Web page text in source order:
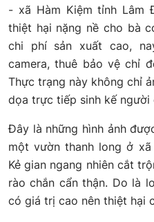
- xã Hàm Kiệm tỉnh
thiệt hại nặng nề cho bà
chi phí sản xuất cao,
camera, thuê bảo vệ chỉ
Thực trạng này không chỉ
dọa trực tiếp sinh kế người
Đây là những hình ảnh
một vườn thanh long ở
Kẻ gian ngang nhiên cắt
rào chắn cẩn thận. Do là
có giá trị cao nên thiệt hại